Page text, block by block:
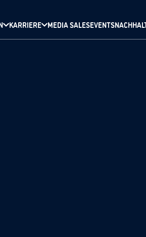
KARRIERE MEDIA SALESEVENTS